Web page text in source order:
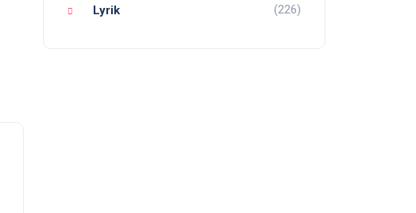
Lyrik (226)